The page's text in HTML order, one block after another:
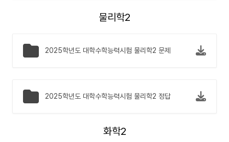
물리학2
2025학년도 대학수학능력시험 물리학2 문제
2025학년도 대학수학능력시험 물리학2 정답
화학2